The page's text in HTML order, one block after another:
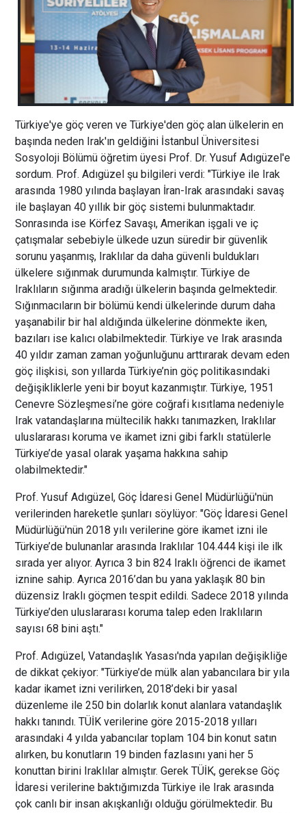
Türkiye'ye göç veren ve Türkiye'den göç alan ülkelerin en
başında neden Irak'ın geldiğini İstanbul Üniversitesi
Sosyoloji Bölümü öğretim üyesi Prof. Dr. Yusuf Adıgüzel'e
sordum. Prof. Adıgüzel şu bilgileri verdi: "Türkiye ile Irak
arasında 1980 yılında başlayan İran-Irak arasındaki savaş
ile başlayan 40 yıllık bir göç sistemi bulunmaktadır.
Sonrasında ise Körfez Savaşı, Amerikan işgali ve iç
çatışmalar sebebiyle ülkede uzun süredir bir güvenlik
sorunu yaşanmış, Iraklılar da daha güvenli buldukları
ülkelere sığınmak durumunda kalmıştır. Türkiye de
Iraklıların sığınma aradığı ülkelerin başında gelmektedir.
Sığınmacıların bir bölümü kendi ülkelerinde durum daha
yaşanabilir bir hal aldığında ülkelerine dönmekte iken,
bazıları ise kalıcı olabilmektedir. Türkiye ve Irak arasında
40 yıldır zaman zaman yoğunluğunu arttırarak devam eden
göç ilişkisi, son yıllarda Türkiye’nin göç politikasındaki
değişikliklerle yeni bir boyut kazanmıştır. Türkiye, 1951
Cenevre Sözleşmesi’ne göre coğrafi kısıtlama nedeniyle
Irak vatandaşlarına mültecilik hakkı tanımazken, Iraklılar
uluslararası koruma ve ikamet izni gibi farklı statülerle
Türkiye’de yasal olarak yaşama hakkına sahip
olabilmektedir."
Prof. Yusuf Adıgüzel, Göç İdaresi Genel Müdürlüğü'nün
verilerinden hareketle şunları söylüyor: "Göç İdaresi Genel
Müdürlüğü'nün 2018 yılı verilerine göre ikamet izni ile
Türkiye’de bulunanlar arasında Iraklılar 104.444 kişi ile ilk
sırada yer alıyor. Ayrıca 3 bin 824 Iraklı öğrenci de ikamet
iznine sahip. Ayrıca 2016’dan bu yana yaklaşık 80 bin
düzensiz Iraklı göçmen tespit edildi. Sadece 2018 yılında
Türkiye’den uluslararası koruma talep eden Iraklıların
sayısı 68 bini aştı."
Prof. Adıgüzel, Vatandaşlık Yasası'nda yapılan değişikliğe
de dikkat çekiyor: "Türkiye’de mülk alan yabancılara bir yıla
kadar ikamet izni verilirken, 2018’deki bir yasal
düzenleme ile 250 bin dolarlık konut alanlara vatandaşlık
hakkı tanındı. TÜİK verilerine göre 2015-2018 yılları
arasındaki 4 yılda yabancılar toplam 104 bin konut satın
alırken, bu konutların 19 binden fazlasını yani her 5
konuttan birini Iraklılar almıştır. Gerek TÜİK, gerekse Göç
İdaresi verilerine baktığımızda Türkiye ile Irak arasında
çok canlı bir insan akışkanlığı olduğu görülmektedir. Bu